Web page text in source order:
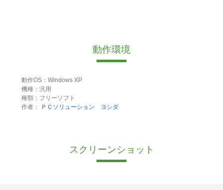
動作環境
動作OS：Windows XP
機種：汎用
種類：フリーソフト
作者：
ＰＣソリューション ヨシダ
スクリーンショット